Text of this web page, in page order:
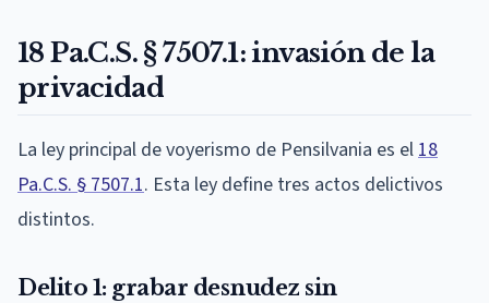
18 Pa.C.S. § 7507.1: invasión de la
privacidad
La ley principal de voyerismo de Pensilvania es el 18
Pa.C.S. § 7507.1. Esta ley define tres actos delictivos
distintos.
Delito 1: grabar desnudez sin